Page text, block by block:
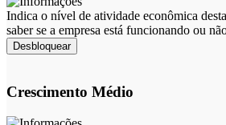
Indica o nível de atividade econômica
saber se a empresa está funcionando ou
Desbloquear
Crescimento Médio